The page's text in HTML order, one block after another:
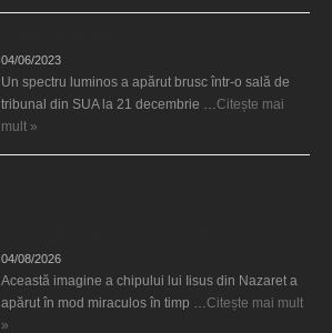
04/06/2023
Un spectru luminos a apărut brusc într-o sală de
tribunal din SUA la 21 decembrie …Citește mai
mult »
04/08/2026
Această imagine a chipului lui Iisus din Nazaret a
apărut în mod miraculos în timp …Citește mai mult
»